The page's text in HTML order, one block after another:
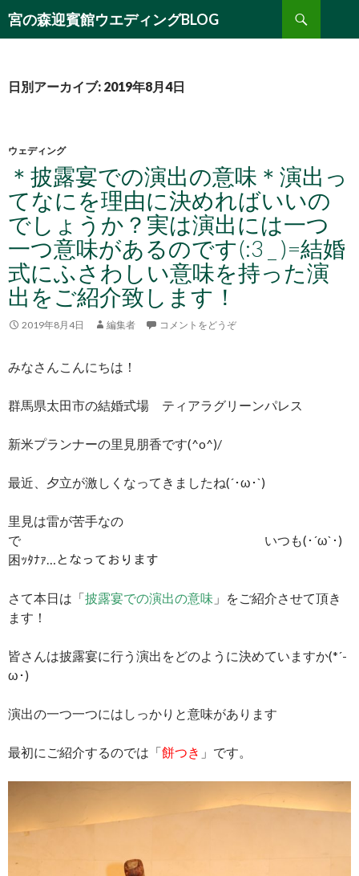
宮の森迎賓館ウエディングBLOG
検
索
ン
動
日別アーカイブ: 2019年8月4日
ウェディング
＊披露宴での演出の意味＊演出っ
てなにを理由に決めればいいの
でしょうか？実は演出には一つ
一つ意味があるのです(:3 _ )=結婚
式にふさわしい意味を持った演
出をご紹介致します！
2019年8月4日 編集者 コメントをどうぞ
みなさんこんにちは！
群馬県太田市の結婚式場 ティアラグリーンパレス
新米プランナーの里見朋香です(^o^)/
最近、夕立が激しくなってきましたね(´･ω･`)
里見は雷が苦手なの
で いつも(･´ω`･)
困ｯﾀﾅｧ…となっております
さて本日は「披露宴での演出の意味 」をご紹介させて頂き
ます！
皆さんは披露宴に行う演出をどのように決めていますか(*´-
ω･)
演出の一つ一つにはしっかりと意味があります
最初にご紹介するのでは「餅つき 」です。